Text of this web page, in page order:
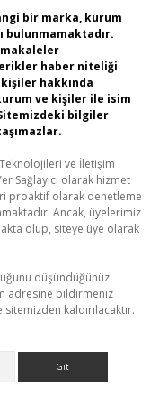
bir marka, kurum
bulunmamaktadır.
makaleler
haber niteliği
hakkında
ve kişiler ile isim
bilgiler
Teknolojileri ve İletişim
Sağlayıcı olarak hizmet
proaktif olarak denetleme
Ancak, üyelerimiz
olup, siteye üye olarak
düşündüğünüz
adresine bildirmeniz
kaldırılacaktır.